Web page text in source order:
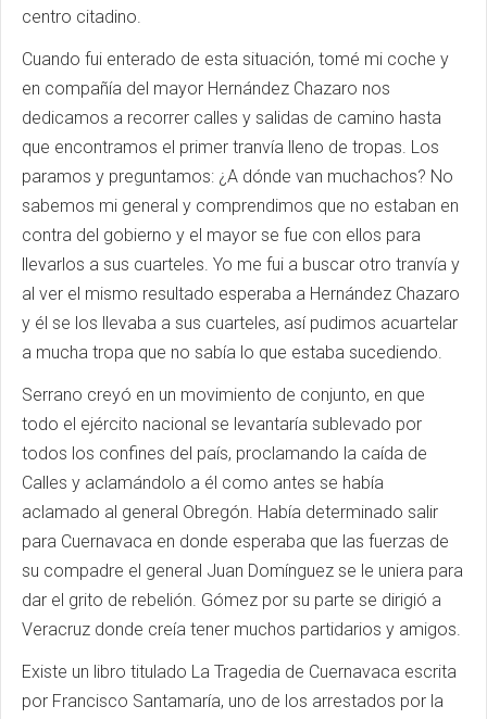
centro citadino.
Cuando fui enterado de esta situación, tomé mi coche y
en compañía del mayor Hernández Chazaro nos
dedicamos a recorrer calles y salidas de camino hasta
que encontramos el primer tranvía lleno de tropas. Los
paramos y preguntamos: ¿A dónde van muchachos? No
sabemos mi general y comprendimos que no estaban en
contra del gobierno y el mayor se fue con ellos para
llevarlos a sus cuarteles. Yo me fui a buscar otro tranvía y
al ver el mismo resultado esperaba a Hernández Chazaro
y él se los llevaba a sus cuarteles, así pudimos acuartelar
a mucha tropa que no sabía lo que estaba sucediendo.
Serrano creyó en un movimiento de conjunto, en que
todo el ejército nacional se levantaría sublevado por
todos los confines del país, proclamando la caída de
Calles y aclamándolo a él como antes se había
aclamado al general Obregón. Había determinado salir
para Cuernavaca en donde esperaba que las fuerzas de
su compadre el general Juan Domínguez se le uniera para
dar el grito de rebelión. Gómez por su parte se dirigió a
Veracruz donde creía tener muchos partidarios y amigos.
Existe un libro titulado La Tragedia de Cuernavaca escrita
por Francisco Santamaría, uno de los arrestados por la